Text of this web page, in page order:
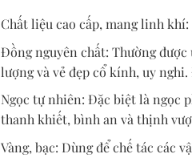
Chất liệu cao cấp, mang linh khí:
Đồng nguyên chất: Thường
lượng và vẻ đẹp cổ kính, uy
Ngọc tự nhiên: Đặc biệt là ngọc
thanh khiết, bình an và thịnh
Vàng, bạc: Dùng để chế tác các